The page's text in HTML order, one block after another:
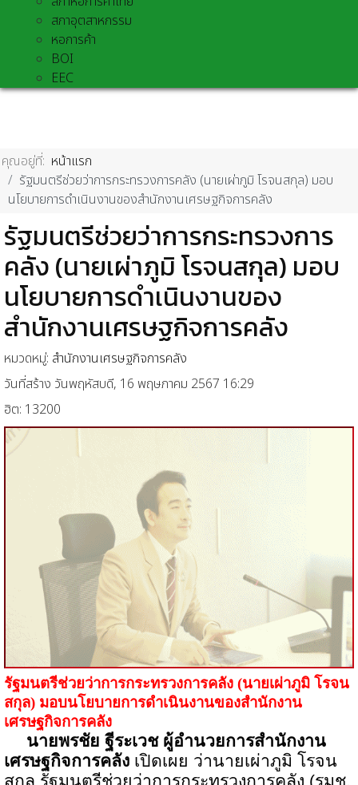
สภาอุตสาหกรรม
หอการค้า
BOI
EEC
คุณอยู่ที่: หน้าแรก
รัฐมนตรีช่วยว่าการกระทรวงการคลัง (นายเผ่าภูมิ โรจนสกุล) มอบ
นโยบายการดำเนินงานของสำนักงานเศรษฐกิจการคลัง
รัฐมนตรีช่วยว่าการกระทรวงการ
คลัง (นายเผ่าภูมิ โรจนสกุล) มอบ
นโยบายการดำเนินงานของ
สำนักงานเศรษฐกิจการคลัง
หมวดหมู่: สำนักงานเศรษฐกิจการคลัง
วันที่สร้าง วันพฤหัสบดี, 16 พฤษภาคม 2567 16:29
ฮิต: 13200
รัฐมนตรีช่วยว่าการกระทรวงการคลัง (นายเผ่าภูมิ โรจน
สกุล) มอบนโยบายการดำเนินงานของสำนักงาน
เศรษฐกิจการคลัง
นายพรชัย ฐีระเวช ผู้อำนวยการสำนักงาน
เศรษฐกิจการคลัง เปิดเผย ว่านายเผ่าภูมิ โรจน